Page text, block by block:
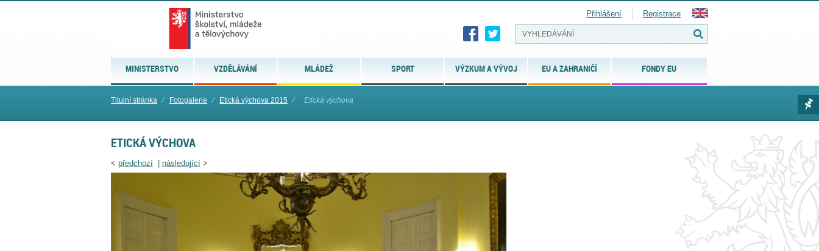
MINISTERSTVO VZDĚLÁVÁNÍ MLÁDEŽ SPORT VÝZKUM A VÝVOJ EU A ZAHRANIČÍ FONDY EU
Přihlášení Registrace
Titulní stránka ⁄ Fotogalerie ⁄ Etická výchova 2015 ⁄ Etická výchova
ETICKÁ VÝCHOVA
< předchozí následující >